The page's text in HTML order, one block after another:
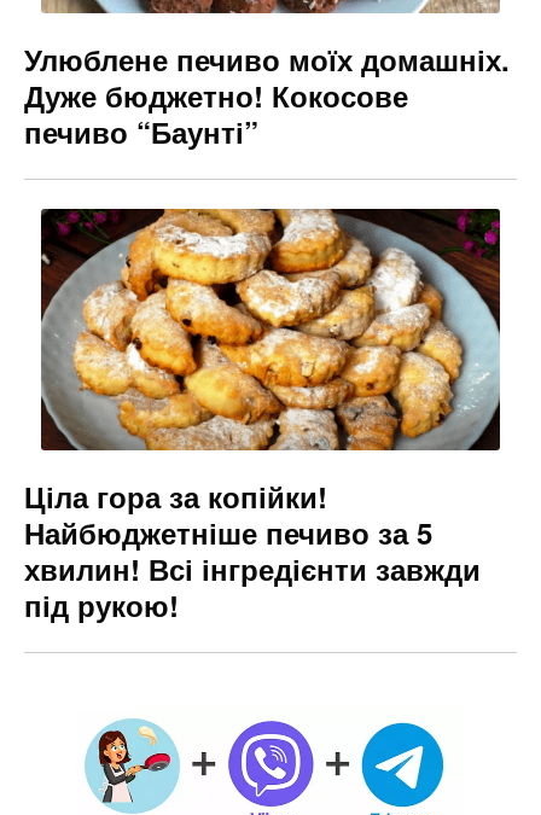
Улюблене печиво моїх домашніх.
Дуже бюджетно! Кокосове
печиво “Баунті”
Ціла гора за копійки!
Найбюджетніше печиво за 5
хвилин! Всі інгредієнти завжди
під рукою!